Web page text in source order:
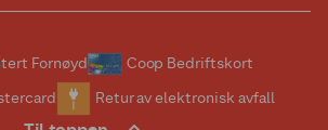
Fornøyd
Coop Bedriftskort
Retur av elektronisk avfall